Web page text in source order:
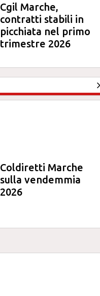
Cgil Marche,
contratti stabili in
picchiata nel primo
trimestre 2026
Coldiretti Marche
sulla vendemmia
2026